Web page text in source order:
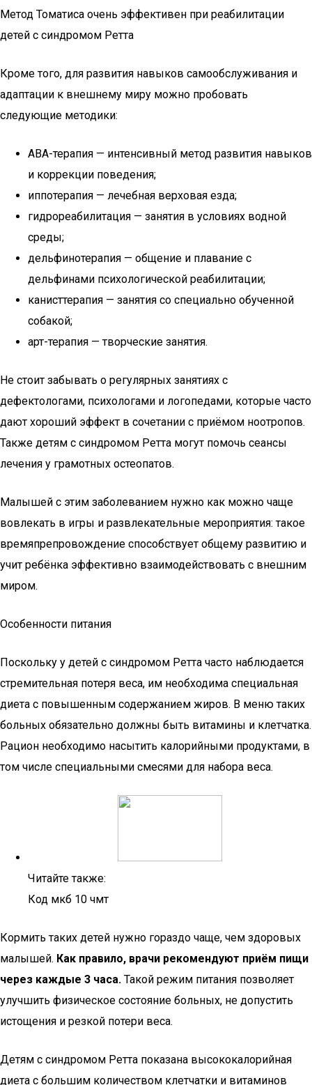
Метод Томатиса очень эффективен при реабилитации
детей с синдромом Ретта
Кроме того, для развития навыков самообслуживания и
адаптации к внешнему миру можно пробовать
следующие методики:
АВА-терапия — интенсивный метод развития навыков
и коррекции поведения;
иппотерапия — лечебная верховая езда;
гидрореабилитация — занятия в условиях водной
среды;
дельфинотерапия — общение и плавание с
дельфинами психологической реабилитации;
канисттерапия — занятия со специально обученной
собакой;
арт-терапия — творческие занятия.
Не стоит забывать о регулярных занятиях с
дефектологами, психологами и логопедами, которые часто
дают хороший эффект в сочетании с приёмом ноотропов.
Также детям с синдромом Ретта могут помочь сеансы
лечения у грамотных остеопатов.
Малышей с этим заболеванием нужно как можно чаще
вовлекать в игры и развлекательные мероприятия: такое
времяпрепровождение способствует общему развитию и
учит ребёнка эффективно взаимодействовать с внешним
миром.
Особенности питания
Поскольку у детей с синдромом Ретта часто наблюдается
стремительная потеря веса, им необходима специальная
диета с повышенным содержанием жиров. В меню таких
больных обязательно должны быть витамины и клетчатка.
Рацион необходимо насытить калорийными продуктами, в
том числе специальными смесями для набора веса.
Читайте также:
Код мкб 10 чмт
Кормить таких детей нужно гораздо чаще, чем здоровых
малышей. Как правило, врачи рекомендуют приём пищи
через каждые 3 часа. Такой режим питания позволяет
улучшить физическое состояние больных, не допустить
истощения и резкой потери веса.
Детям с синдромом Ретта показана высококалорийная
диета с большим количеством клетчатки и витаминов